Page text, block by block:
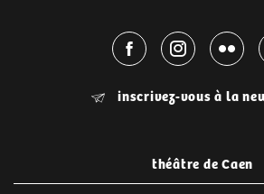
inscrivez-vous à la
théâtre de Caen